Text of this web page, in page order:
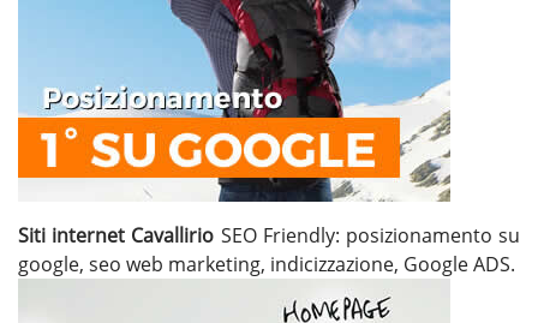
Siti internet Cavallirio SEO Friendly: posizionamento su
google, seo web marketing, indicizzazione, Google ADS.